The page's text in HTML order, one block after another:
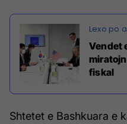
Vendet
fiskal
Shtetet e Bashkuara e